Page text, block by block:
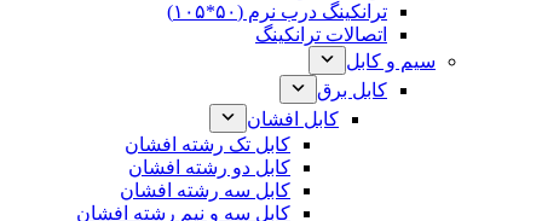
ترانکینگ درب نرم (۵۰*۱۰۵)
اتصالات ترانکینگ
سیم و کابل
کابل برق
کابل افشان
کابل تک رشته افشان
کابل دو رشته افشان
کابل سه رشته افشان
کابل سه و نیم رشته افشان